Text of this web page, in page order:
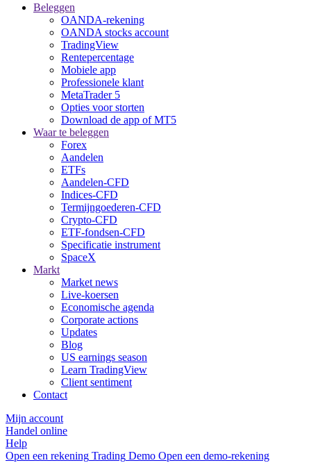
Beleggen
OANDA-rekening
OANDA stocks account
TradingView
Rentepercentage
Mobiele app
Professionele klant
MetaTrader 5
Opties voor storten
Download de app of MT5
Waar te beleggen
Forex
Aandelen
ETFs
Aandelen-CFD
Indices-CFD
Termijngoederen-CFD
Crypto-CFD
ETF-fondsen-CFD
Specificatie instrument
SpaceX
Markt
Market news
Live-koersen
Economische agenda
Corporate actions
Updates
Blog
US earnings season
Learn TradingView
Client sentiment
Contact
Mijn account
Handel online
Help
Open een rekening Trading Demo Open een demo-rekening